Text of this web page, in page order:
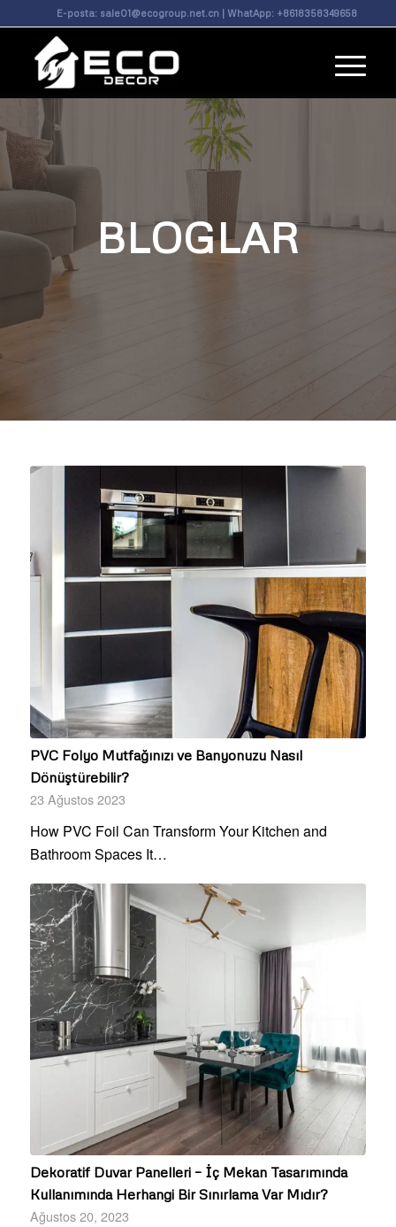
E-posta: sale01@ecogroup.net.cn| WhatApp: +8618358349658
BLOGLAR
PVC Folyo Mutfağınızı ve Banyonuzu Nasıl
Dönüştürebilir?
23 Ağustos 2023
How PVC Foil Can Transform Your Kitchen and
Bathroom Spaces It…
Dekoratif Duvar Panelleri – İç Mekan Tasarımında
Kullanımında Herhangi Bir Sınırlama Var Mıdır?
Ağustos 20, 2023